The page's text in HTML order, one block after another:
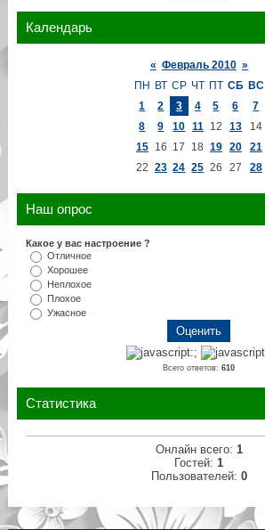
Календарь
« Февраль 2010 »
ПН ВТ СР ЧТ ПТ СБ ВС
1
2 3 4 5 6
7
8
9 10 11 12 13
14
15 16 17 18 19 20
21
22 23 24 25 26 27 28
Наш опрос
Какое у вас настроение ?
Отличное
Хорошее
Неплохое
Плохое
Ужасное
Всего ответов:610
Статистика
Онлайн всего: 1
Гостей: 1
Пользователей: 0